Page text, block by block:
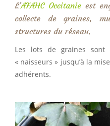
L’AFAHC Occitanieest
collecte de graines,
structures du réseau.
Les lots de graines sont
« naisseurs » jusqu’à la
adhérents.